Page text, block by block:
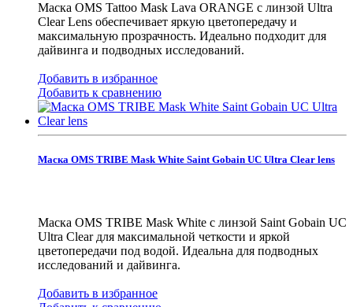
Маска OMS Tattoo Mask Lava ORANGE с линзой Ultra
Clear Lens обеспечивает яркую цветопередачу и
максимальную прозрачность. Идеально подходит для
дайвинга и подводных исследований.
Добавить в избранное
Добавить к сравнению
Маска OMS TRIBE Mask White Saint Gobain UC Ultra Clear lens
Маска OMS TRIBE Mask White с линзой Saint Gobain UC
Ultra Clear для максимальной четкости и яркой
цветопередачи под водой. Идеальна для подводных
исследований и дайвинга.
Добавить в избранное